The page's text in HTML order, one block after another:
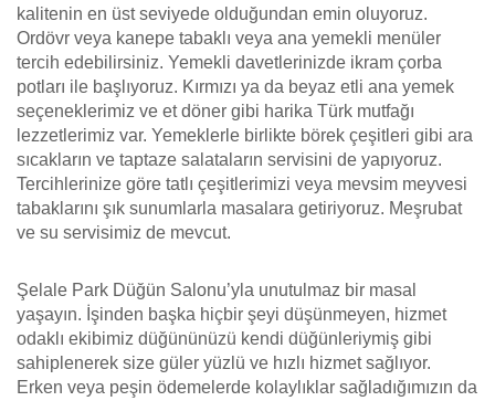
kalitenin en üst seviyede olduğundan emin oluyoruz.
Ordövr veya kanepe tabaklı veya ana yemekli menüler
tercih edebilirsiniz. Yemekli davetlerinizde ikram çorba
potları ile başlıyoruz. Kırmızı ya da beyaz etli ana yemek
seçeneklerimiz ve et döner gibi harika Türk mutfağı
lezzetlerimiz var. Yemeklerle birlikte börek çeşitleri gibi ara
sıcakların ve taptaze salataların servisini de yapıyoruz.
Tercihlerinize göre tatlı çeşitlerimizi veya mevsim meyvesi
tabaklarını şık sunumlarla masalara getiriyoruz. Meşrubat
ve su servisimiz de mevcut.
Şelale Park Düğün Salonu’yla unutulmaz bir masal
yaşayın. İşinden başka hiçbir şeyi düşünmeyen, hizmet
odaklı ekibimiz düğününüzü kendi düğünleriymiş gibi
sahiplenerek size güler yüzlü ve hızlı hizmet sağlıyor.
Erken veya peşin ödemelerde kolaylıklar sağladığımızın da